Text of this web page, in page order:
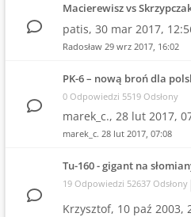
Macierewisz vs
patis, 30 mar 2017,
Radosław 29 wrz 2017, 16:02
PK-6 – nową broń dla
0 Odpowiedzi 5519 Odsłony
marek_c., 28 lut 2017,
marek_c. 28 lut 2017, 07:08
Tu-160 - gigant na
19 Odpowiedzi 52637 Odsłony
Krzysztof, 10 paź 2003,